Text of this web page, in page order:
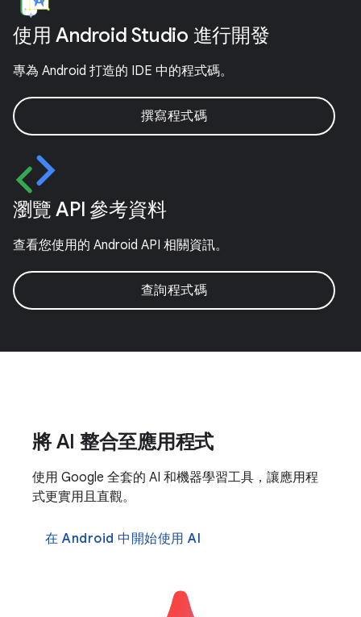
使用 Android Studio 進行開發
專為 Android 打造的 IDE 中的程式碼。
撰寫程式碼
瀏覽 API 參考資料
查看您使用的 Android API 相關資訊。
查詢程式碼
將 AI 整合至應用程式
使用 Google 全套的 AI 和機器學習工具，讓應用程
式更實用且直觀。
在 Android 中開始使用 AI